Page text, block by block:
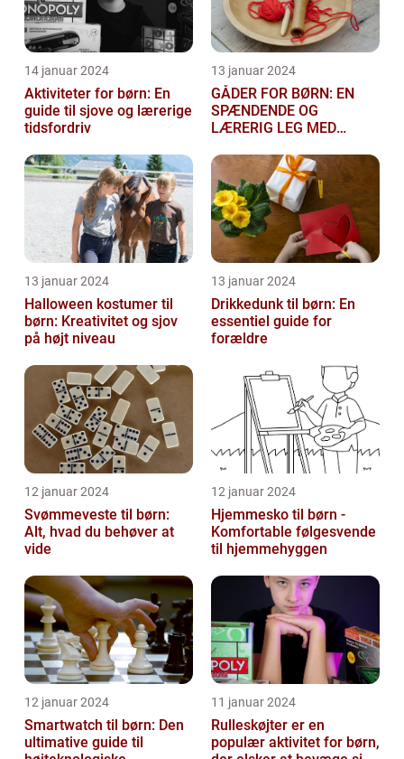
14 januar 2024
Aktiviteter for børn: En
guide til sjove og lærerige
tidsfordriv
13 januar 2024
GÅDER FOR BØRN: EN
SPÆNDENDE OG
LÆRERIG LEG MED
13 januar 2024
Halloween kostumer til
børn: Kreativitet og sjov
på højt niveau
13 januar 2024
Drikkedunk til børn: En
essentiel guide for
forældre
12 januar 2024
Svømmeveste til børn:
Alt, hvad du behøver at
vide
12 januar 2024
Hjemmesko til børn -
Komfortable følgesvende
til hjemmehyggen
12 januar 2024
Smartwatch til børn: Den
ultimative guide til
11 januar 2024
Rulleskøjter er en
populær aktivitet for børn,